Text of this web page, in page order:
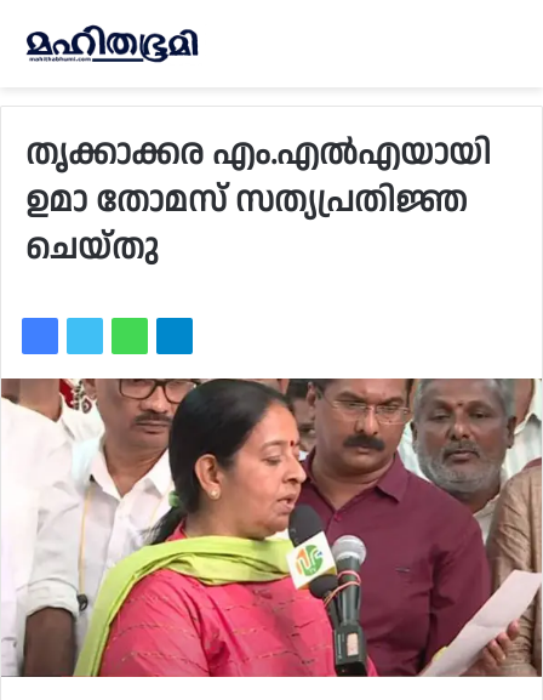
തൃക്കാക്കര എം.എല്‍എയായി
ഉമാ തോമസ് സത്യപ്രതിജ്ഞ
ചെയ്തു